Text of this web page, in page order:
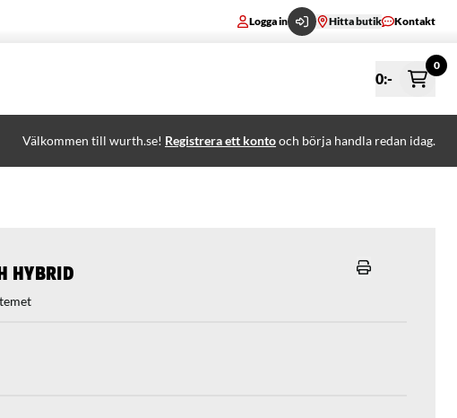
Logga in Hitta butik Kontakt
0:-
0
Välkommen till wurth.se! Registrera ett kontooch börja handla redan idag.
hybrid